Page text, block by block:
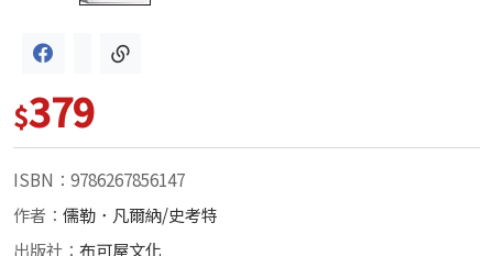
$379
ISBN：9786267856147
作者： 儒勒．凡爾納/史考特
出版社： 布可屋文化